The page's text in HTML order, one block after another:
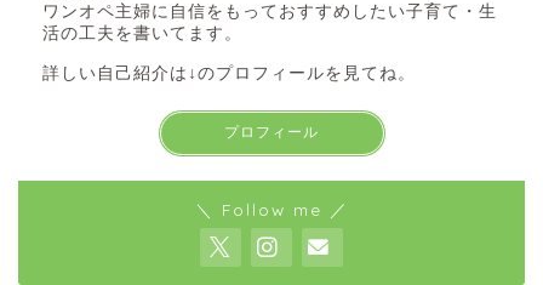
ワンオペ主婦に自信をもっておすすめしたい子育て・生
活の工夫を書いてます。
詳しい自己紹介は↓のプロフィールを見てね。
プロフィール
＼ Follow me ／